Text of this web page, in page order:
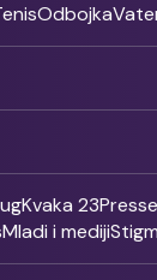
Odbojka
Kvaka 23
Mladi i mediji